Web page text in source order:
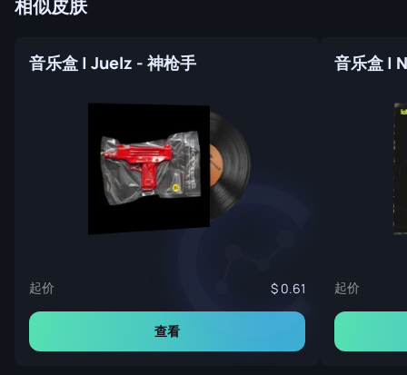
相似皮肤
音乐盒 | Juelz - 神枪手
起价 0.61
查看
音乐盒 |
起价